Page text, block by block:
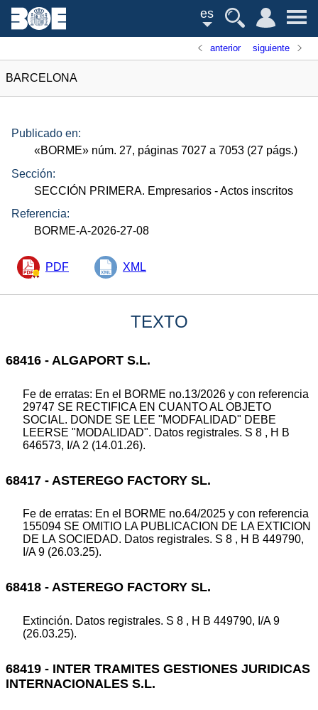
es
anterior siguiente
BARCELONA
Publicado en:
«BORME» núm. 27, páginas 7027 a 7053 (27 págs.)
Sección:
SECCIÓN PRIMERA. Empresarios - Actos inscritos
Referencia:
BORME-A-2026-27-08
PDF XML
TEXTO
68416 - ALGAPORT S.L.
Fe de erratas: En el BORME no.13/2026 y con referencia
29747 SE RECTIFICA EN CUANTO AL OBJETO
SOCIAL. DONDE SE LEE "MODFALIDAD" DEBE
LEERSE "MODALIDAD". Datos registrales. S 8 , H B
646573, I/A 2 (14.01.26).
68417 - ASTEREGO FACTORY SL.
Fe de erratas: En el BORME no.64/2025 y con referencia
155094 SE OMITIO LA PUBLICACION DE LA EXTICION
DE LA SOCIEDAD. Datos registrales. S 8 , H B 449790,
I/A 9 (26.03.25).
68418 - ASTEREGO FACTORY SL.
Extinción. Datos registrales. S 8 , H B 449790, I/A 9
(26.03.25).
68419 - INTER TRAMITES GESTIONES JURIDICAS
INTERNACIONALES S.L.